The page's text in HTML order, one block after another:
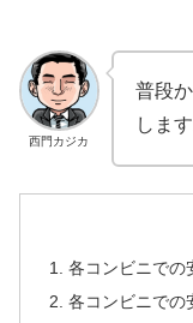
西門カジカ
普段
します
各コンビニでの
各コンビニでの